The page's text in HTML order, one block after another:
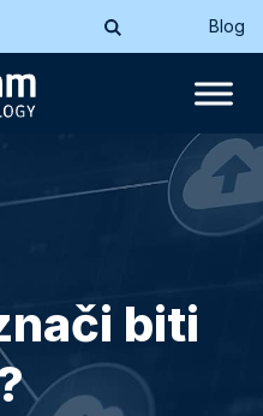
Blog
biti